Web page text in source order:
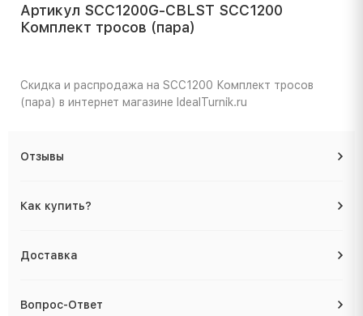
Артикул SCC1200G-CBLST SCC1200
Комплект тросов (пара)
Скидка и распродажа на SCC1200 Комплект тросов
(пара) в интернет магазине IdealTurnik.ru
Отзывы
Как купить?
Доставка
Вопрос-Ответ